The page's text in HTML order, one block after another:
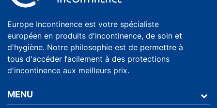
Europe Incontinence est votre spécialiste
européen en produits d'incontinence, de soin et
d'hygiène. Notre philosophie est de permettre à
tous d'accéder facilement à des protections
d'incontinence aux meilleurs prix.
MENU